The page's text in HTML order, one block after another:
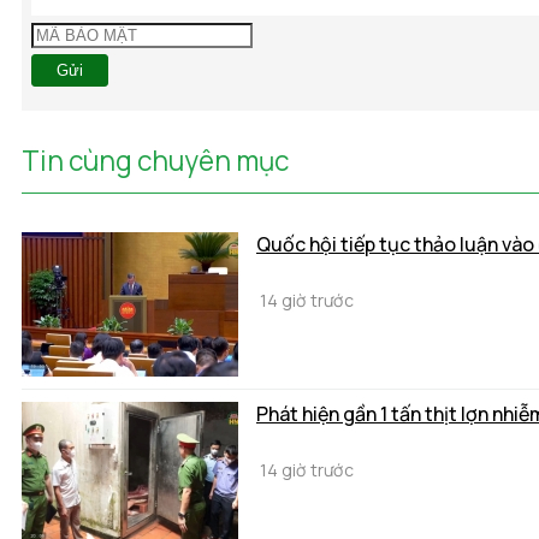
Gửi
Tin cùng chuyên mục
Quốc hội tiếp tục thảo luận
14 giờ trước
Phát hiện gần 1 tấn thịt lợn
14 giờ trước